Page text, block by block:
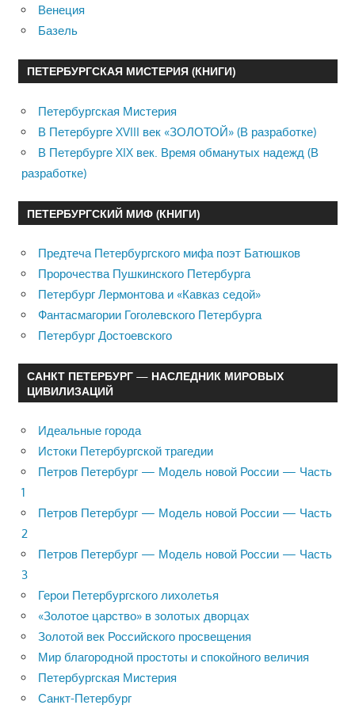
Венеция
Базель
ПЕТЕРБУРГСКАЯ МИСТЕРИЯ (КНИГИ)
Петербургская Мистерия
В Петербурге XVIII век «ЗОЛОТОЙ» (В разработке)
В Петербурге XIX век. Время обманутых надежд (В
разработке)
ПЕТЕРБУРГСКИЙ МИФ (КНИГИ)
Предтеча Петербургского мифа поэт Батюшков
Пророчества Пушкинского Петербурга
Петербург Лермонтова и «Кавказ седой»
Фантасмагории Гоголевского Петербурга
Петербург Достоевского
САНКТ ПЕТЕРБУРГ — НАСЛЕДНИК МИРОВЫХ
ЦИВИЛИЗАЦИЙ
Идеальные города
Истоки Петербургской трагедии
Петров Петербург — Модель новой России — Часть
1
Петров Петербург — Модель новой России — Часть
2
Петров Петербург — Модель новой России — Часть
3
Герои Петербургского лихолетья
«Золотое царство» в золотых дворцах
Золотой век Российского просвещения
Мир благородной простоты и спокойного величия
Петербургская Мистерия
Санкт-Петербург